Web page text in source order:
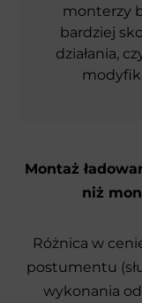
monterzy
bardziej
działania,
Montaż
niż
Różnica w
postumentu
wykonania